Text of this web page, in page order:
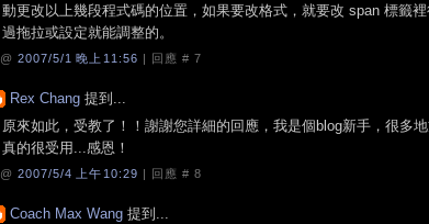
動更改以上幾段程式碼的位置，如果要改格式，就要改 span 標籤
過拖拉或設定就能調整的。
@ 2007/5/1 晚上11:56 | 回應 #7
Rex Chang 提到...
原來如此，受教了！！謝謝您詳細的回應，我是個blog新手，很多
真的很受用...感恩！
@ 2007/5/4 上午10:29 | 回應 #8
Coach Max Wang 提到...